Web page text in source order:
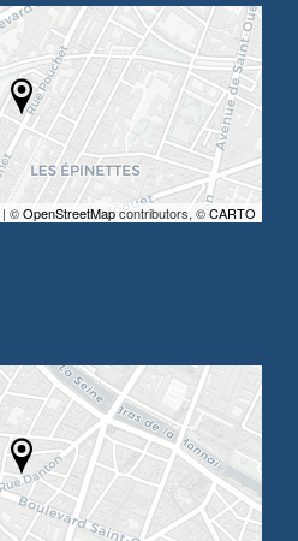
| ©OpenStreetMapcontributors, ©CARTO